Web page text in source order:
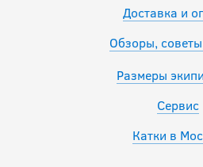
Доставка и
Обзоры,
Размеры
Сервис
Катки в